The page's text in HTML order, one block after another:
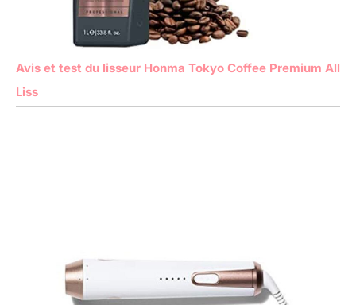
Avis et test du lisseur Honma Tokyo Coffee Premium All
Liss